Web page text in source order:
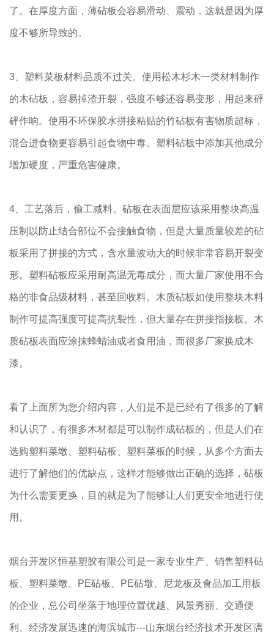
了。在厚度方面，薄砧板会容易滑动、震动，这就是因为厚
度不够所导致的。
3、塑料菜板材料品质不过关。使用松木杉木一类材料制作
的木砧板，容易掉渣开裂，强度不够还容易变形，用起来砰
砰作响。使用不环保胶水拼接粘贴的竹砧板有害物质超标，
混合进食物更容易引起食物中毒。塑料砧板中添加其他成分
增加硬度，严重危害健康。
4、工艺落后，偷工减料。砧板在表面层应该采用整块高温
压制以防止结合部位不会接触食物，但是大量质量较差的砧
板采用了拼接的方式，含水量波动大的时候非常容易开裂变
形。塑料砧板应采用耐高温无毒成分，而大量厂家使用不合
格的非食品级材料，甚至回收料。木质砧板如使用整块木料
制作可提高强度可提高抗裂性，但大量存在拼接指接板。木
质砧板表面应涂抹蜂蜡油或者食用油，而很多厂家换成木
漆。
看了上面所为您介绍内容，人们是不是已经有了很多的了解
和认识了，有很多木材都是可以制作成砧板的，但是人们在
选购塑料菜墩、塑料砧板、塑料菜板的时候，从多个方面去
进行了解他们的优缺点，这样才能够做出正确的选择，砧板
为什么需要更换，目的就是为了能够让人们更安全地进行使
用。
烟台开发区恒基塑胶有限公司是一家专业生产、销售塑料砧
板、塑料菜墩、PE砧板、PE砧墩、尼龙板及食品加工用板
的企业，总公司坐落于地理位置优越、风景秀丽、交通便
利、经济发展迅速的海滨城市---山东烟台经济技术开发区漓